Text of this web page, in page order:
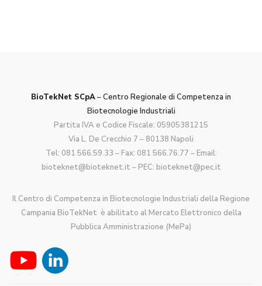
BioTekNet SCpA– Centro Regionale di Competenza in
Biotecnologie Industriali
Partita IVA e Codice Fiscale: 05905381215
Via L. De Crecchio 7 – 80138 Napoli
Tel: 081 566.59.33 – Fax: 081 566.76.77 – Email:
bioteknet@bioteknet.it – PEC: bioteknet@pec.it
Il Centro di Competenza in Biotecnologie Industriali della Regione
Campania BioTekNet è abilitato al Mercato Elettronico della
Pubblica Amministrazione (MePa)